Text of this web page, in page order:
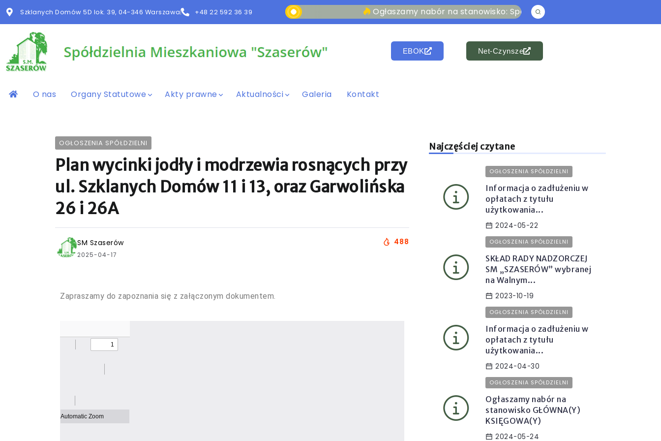
Szklanych Domów 5D lok. 39, 04-346 Warszawa +48 22 592 36 39 Ogłaszamy nabór na stanowisko: Specjalista ds. członkowsko-
EBOK Net-Czynsze
O nas Organy Statutowe Akty prawne Aktualności Galeria Kontakt
OGŁOSZENIA SPÓŁDZIELNI
Plan wycinki jodły i modrzewia rosnących przy
ul. Szklanych Domów 11 i 13, oraz Garwolińska
26 i 26A
SM Szaserów
2025-04-17
488
Zapraszamy do zapoznania się z załączonym dokumentem.
Najczęściej czytane
OGŁOSZENIA SPÓŁDZIELNI
Informacja o zadłużeniu w
opłatach z tytułu
użytkowania...
2024-05-22
OGŁOSZENIA SPÓŁDZIELNI
SKŁAD RADY NADZORCZEJ
SM „SZASERÓW” wybranej
na Walnym...
2023-10-19
OGŁOSZENIA SPÓŁDZIELNI
Informacja o zadłużeniu w
opłatach z tytułu
użytkowania...
2024-04-30
OGŁOSZENIA SPÓŁDZIELNI
Ogłaszamy nabór na
stanowisko GŁÓWNA(Y)
KSIĘGOWA(Y)
2024-05-24